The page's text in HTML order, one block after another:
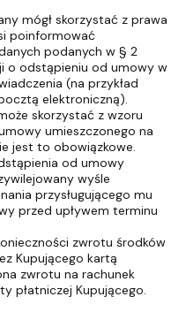
mógł skorzystać z prawa
poinformować
podanych w § 2
o odstąpieniu od umowy w
(na przykład
elektroniczną).
skorzystać z wzoru
umieszczonego na
jest to obowiązkowe.
od umowy
wyśle
przysługującego mu
przed upływem terminu
zwrotu środków
Kupującego kartą
zwrotu na rachunek
płatniczej Kupującego.